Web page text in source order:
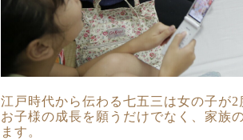
江戸時代から伝わる七五三は女の子が2
お子様の成長を願うだけでなく、家族
ます。